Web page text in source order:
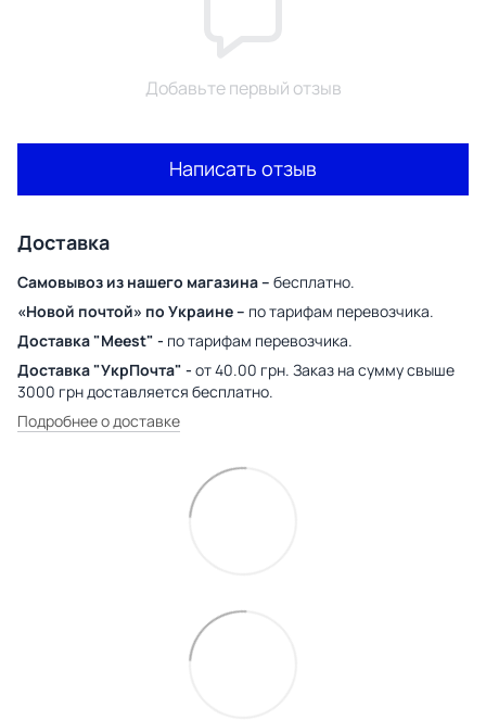
Добавьте первый отзыв
Написать отзыв
Доставка
Самовывоз из нашего магазина – бесплатно.
«Новой почтой» по Украине – по тарифам перевозчика.
Доставка "Meest" - по тарифам перевозчика.
Доставка "УкрПочта" - от 40.00 грн. Заказ на сумму свыше
3000 грн доставляется бесплатно.
Подробнее о доставке